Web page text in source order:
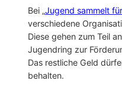
Bei „Jugend sammelt
verschiedene
Diese gehen zum Teil
Jugendring zur
Das restliche Geld
behalten.